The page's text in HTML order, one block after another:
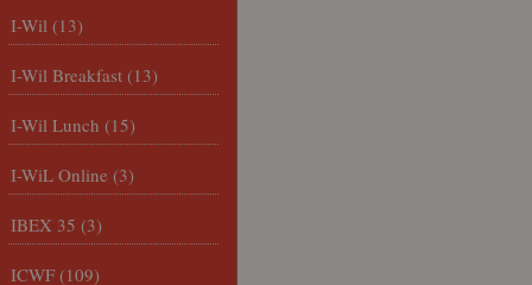
I-Wil (13)
I-Wil Breakfast (13)
I-Wil Lunch (15)
I-WiL Online (3)
IBEX 35 (3)
ICWF (109)